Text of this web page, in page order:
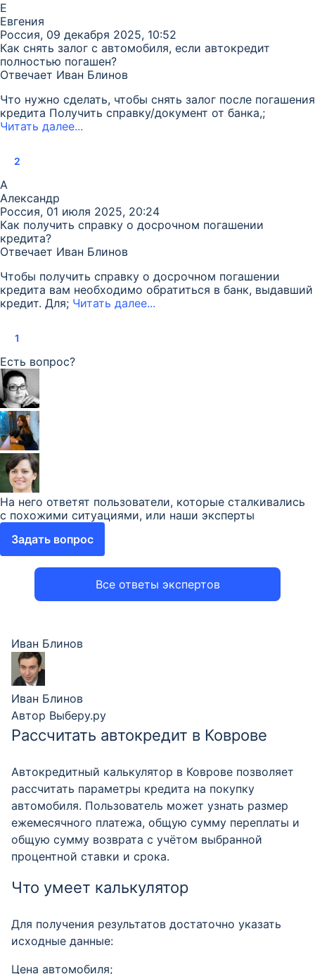
Все ответы экспертов
Е
Евгения
Россия, 09 декабря 2025, 10:52
Как снять залог с автомобиля, если автокредит
полностью погашен?
Отвечает Иван Блинов
Что нужно сделать, чтобы снять залог после погашения
кредита Получить справку/документ от банка,;
Читать далее...
2
А
Александр
Россия, 01 июля 2025, 20:24
Как получить справку о досрочном погашении
кредита?
Отвечает Иван Блинов
Чтобы получить справку о досрочном погашении
кредита вам необходимо обратиться в банк, выдавший
кредит. Для; Читать далее...
1
Есть вопрос?
На него ответят пользователи, которые сталкивались
с похожими ситуациями, или наши эксперты
Задать вопрос
Иван Блинов
Иван Блинов
Автор Выберу.ру
Рассчитать автокредит в Коврове
Автокредитный калькулятор в Коврове позволяет
рассчитать параметры кредита на покупку
автомобиля. Пользователь может узнать размер
ежемесячного платежа, общую сумму переплаты и
общую сумму возврата с учётом выбранной
процентной ставки и срока.
Что умеет калькулятор
Для получения результатов достаточно указать
исходные данные:
Цена автомобиля;